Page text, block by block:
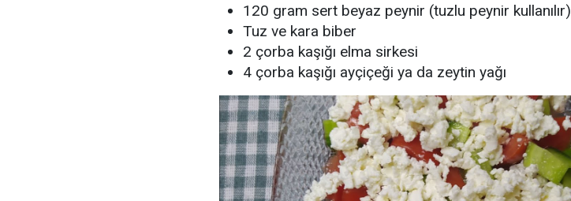
120 gram sert beyaz peynir (tuzlu peynir kullanılır)
Tuz ve kara biber
2 çorba kaşığı elma sirkesi
4 çorba kaşığı ayçiçeği ya da zeytin yağı